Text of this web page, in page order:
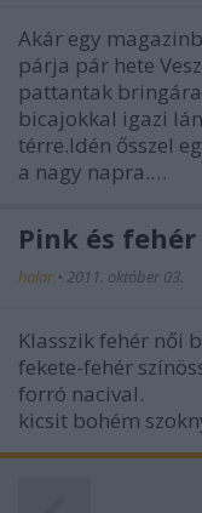
Akár egy
párja pár hete
pattantak
bicajokkal igazi
térre.Idén ősszel
a nagy napra.…
Pink és fehér
halar • 2011. október 03.
Klasszik fehér női
fekete-fehér
forró nacival.
kicsit bohém